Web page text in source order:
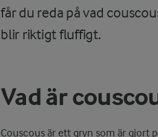
får du reda på vad
blir riktigt fluffigt.
Vad är
Couscous är ett gryn som är gjort